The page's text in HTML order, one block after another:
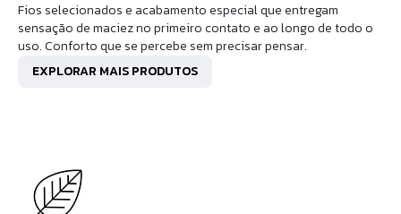
Fios selecionados e acabamento especial que entregam
sensação de maciez no primeiro contato e ao longo de todo o
uso. Conforto que se percebe sem precisar pensar.
EXPLORAR MAIS PRODUTOS